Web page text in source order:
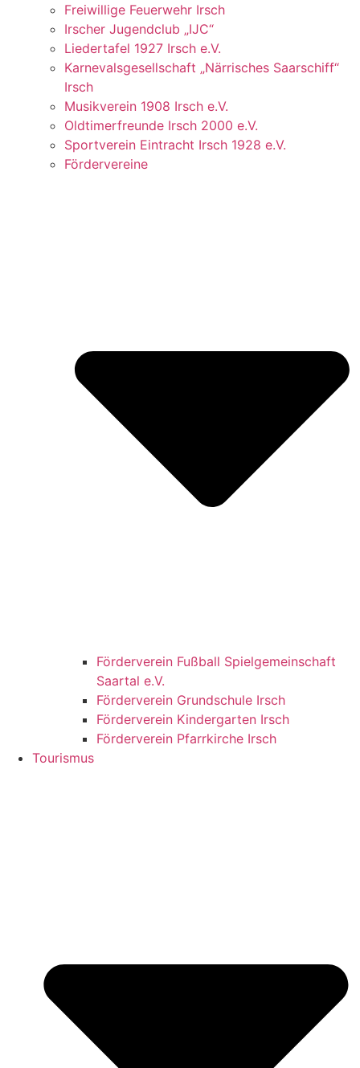
Freiwillige Feuerwehr Irsch
Irscher Jugendclub „IJC“
Liedertafel 1927 Irsch e.V.
Karnevalsgesellschaft „Närrisches Saarschiff“
Irsch
Musikverein 1908 Irsch e.V.
Oldtimerfreunde Irsch 2000 e.V.
Sportverein Eintracht Irsch 1928 e.V.
Fördervereine
Förderverein Fußball Spielgemeinschaft
Saartal e.V.
Förderverein Grundschule Irsch
Förderverein Kindergarten Irsch
Förderverein Pfarrkirche Irsch
Tourismus